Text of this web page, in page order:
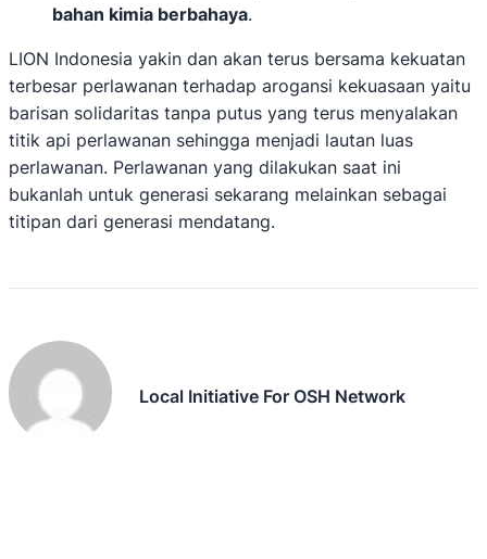
bahan kimia berbahaya.
LION Indonesia yakin dan akan terus bersama kekuatan
terbesar perlawanan terhadap arogansi kekuasaan yaitu
barisan solidaritas tanpa putus yang terus menyalakan
titik api perlawanan sehingga menjadi lautan luas
perlawanan. Perlawanan yang dilakukan saat ini
bukanlah untuk generasi sekarang melainkan sebagai
titipan dari generasi mendatang.
Local Initiative For OSH Network